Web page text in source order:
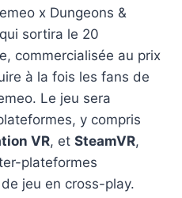
x Dungeons &
sortira le 20
commercialisée au prix
à la fois les fans de
Le jeu sera
y compris
VR, et SteamVR,
plateformes
jeu en cross-play.